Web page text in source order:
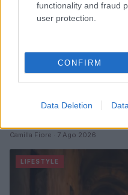
functionality and fraud
user protection.
CONFIRM
Data Deletion
Italia, cultura e soft
Camilla Fiore · 7 Ago 2026
LIFESTYLE